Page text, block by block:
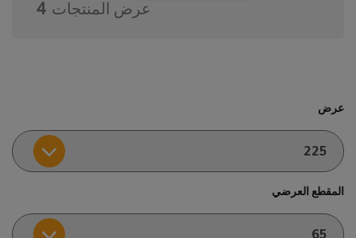
عرض المنتجات4
عرض
المقطع العرضي